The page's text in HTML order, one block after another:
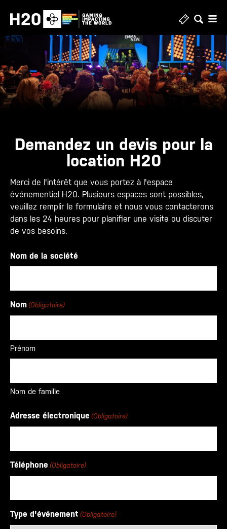
Demandez un devis pour la
location H20
Merci de l'intérêt que vous portez à l'espace
événementiel H20. Plusieurs espaces sont possibles,
veuillez remplir le formulaire et nous vous contacterons
dans les 24 heures pour planifier une visite ou discuter
de vos besoins.
Nom de la société
Nom (Obligatoire)
Prénom
Nom de famille
Adresse électronique (Obligatoire)
Téléphone (Obligatoire)
Type d'événement (Obligatoire)